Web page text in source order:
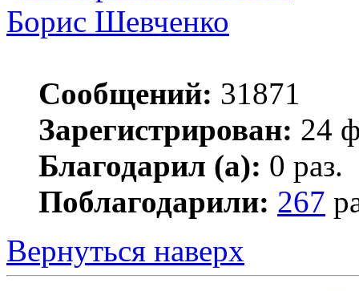
Борис Шевченко
Сообщений: 31871
Зарегистрирован: 24
Благодарил (а): 0 раз.
Поблагодарили: 267
Вернуться наверх